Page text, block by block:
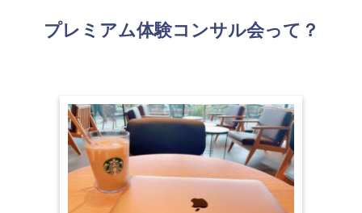
プレミアム体験コンサル会って？